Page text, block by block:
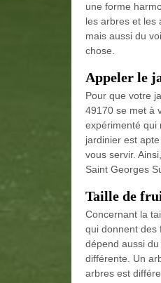
une forme
les arbres et les
mais aussi du
chose.
Appeler le
Pour que votre
49170 se met à
expérimenté qui
jardinier est
vous servir.
Saint Georges
Taille de
Concernant la
qui donnent des
dépend aussi
différente. Un
arbres est